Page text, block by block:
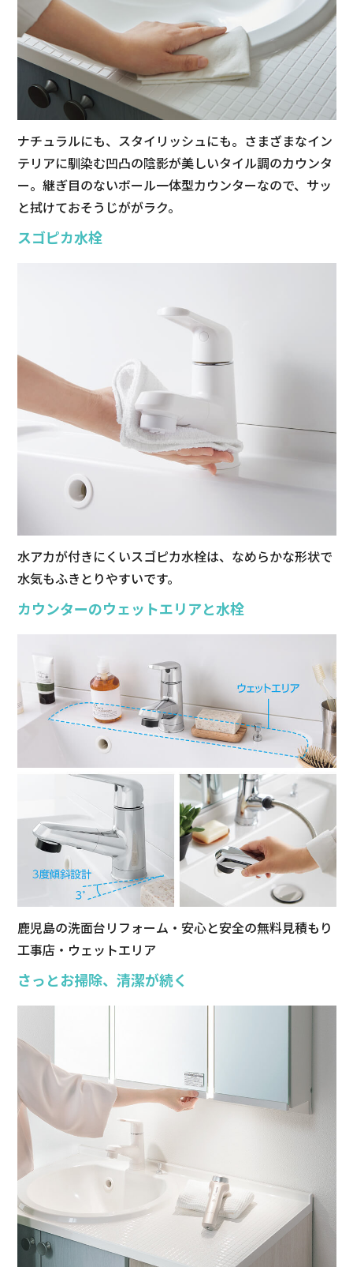
ナチュラルにも、スタイリッシュにも。さまざまなイン
テリアに馴染む凹凸の陰影が美しいタイル調のカウンタ
ー。継ぎ目のないボール一体型カウンターなので、サッ
と拭けておそうじががラク。
スゴピカ水栓
水アカが付きにくいスゴピカ水栓は、なめらかな形状で
水気もふきとりやすいです。
カウンターのウェットエリアと水栓
鹿児島の洗面台リフォーム・安心と安全の無料見積もり
工事店・ウェットエリア
さっとお掃除、清潔が続く